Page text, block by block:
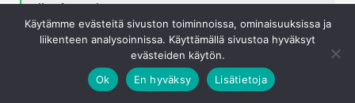
rikyy6 sanoi
Aika huonoa bisnestä… Kyllä se Nvidia haluaa myydä
niin monta ohjainta kuin vain suinkin voi. Ei sitä
oikeasti kiinnosta meneekö ohjaimet louhijoille vai
skalppereille.
Napsauta laajentaaksesi…
Käytämme evästeitä sivuston toiminnoissa, ominaisuuksissa ja
liikenteen analysoinnissa. Käyttämällä sivustoa hyväksyt
evästeiden käytön.
Ok
En hyväksy Lisätietoja